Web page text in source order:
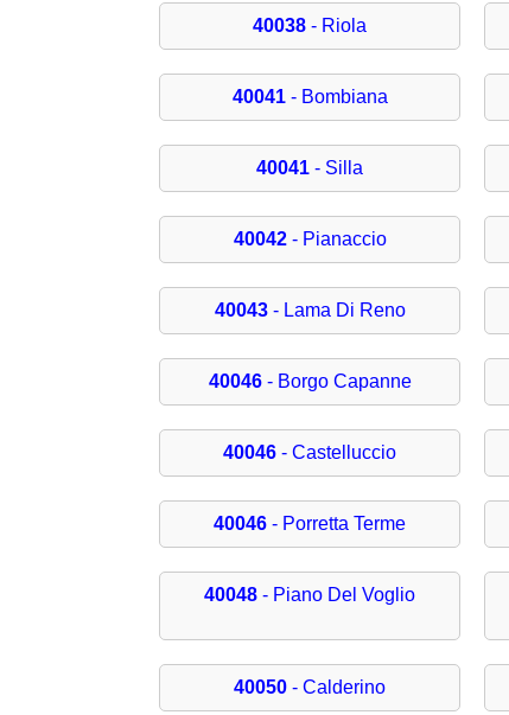
40038 - Riola
40041- Bombiana
40041 - Silla
40042- Pianaccio
40043- Lama Di Reno
40046- Borgo Capanne
40046 - Castelluccio
40046 - Porretta Terme
40048 - Piano Del Voglio
40050 - Calderino